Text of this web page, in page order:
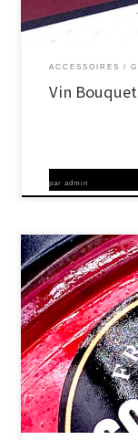
ACCESSOIRES
Vin Bouquet
par admin
Qui sont-ils ?
2019 dans un projet
conserverie artisanale
véritables artisans-
fabrication et de
tartinables […]